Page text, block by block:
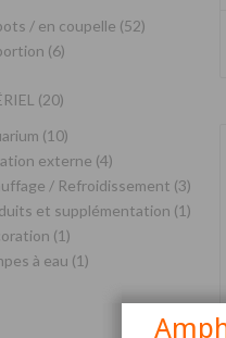
/ en coupelle (52)
(6)
(20)
(10)
externe (4)
/ Refroidissement (3)
et supplémentation (1)
(1)
à eau (1)